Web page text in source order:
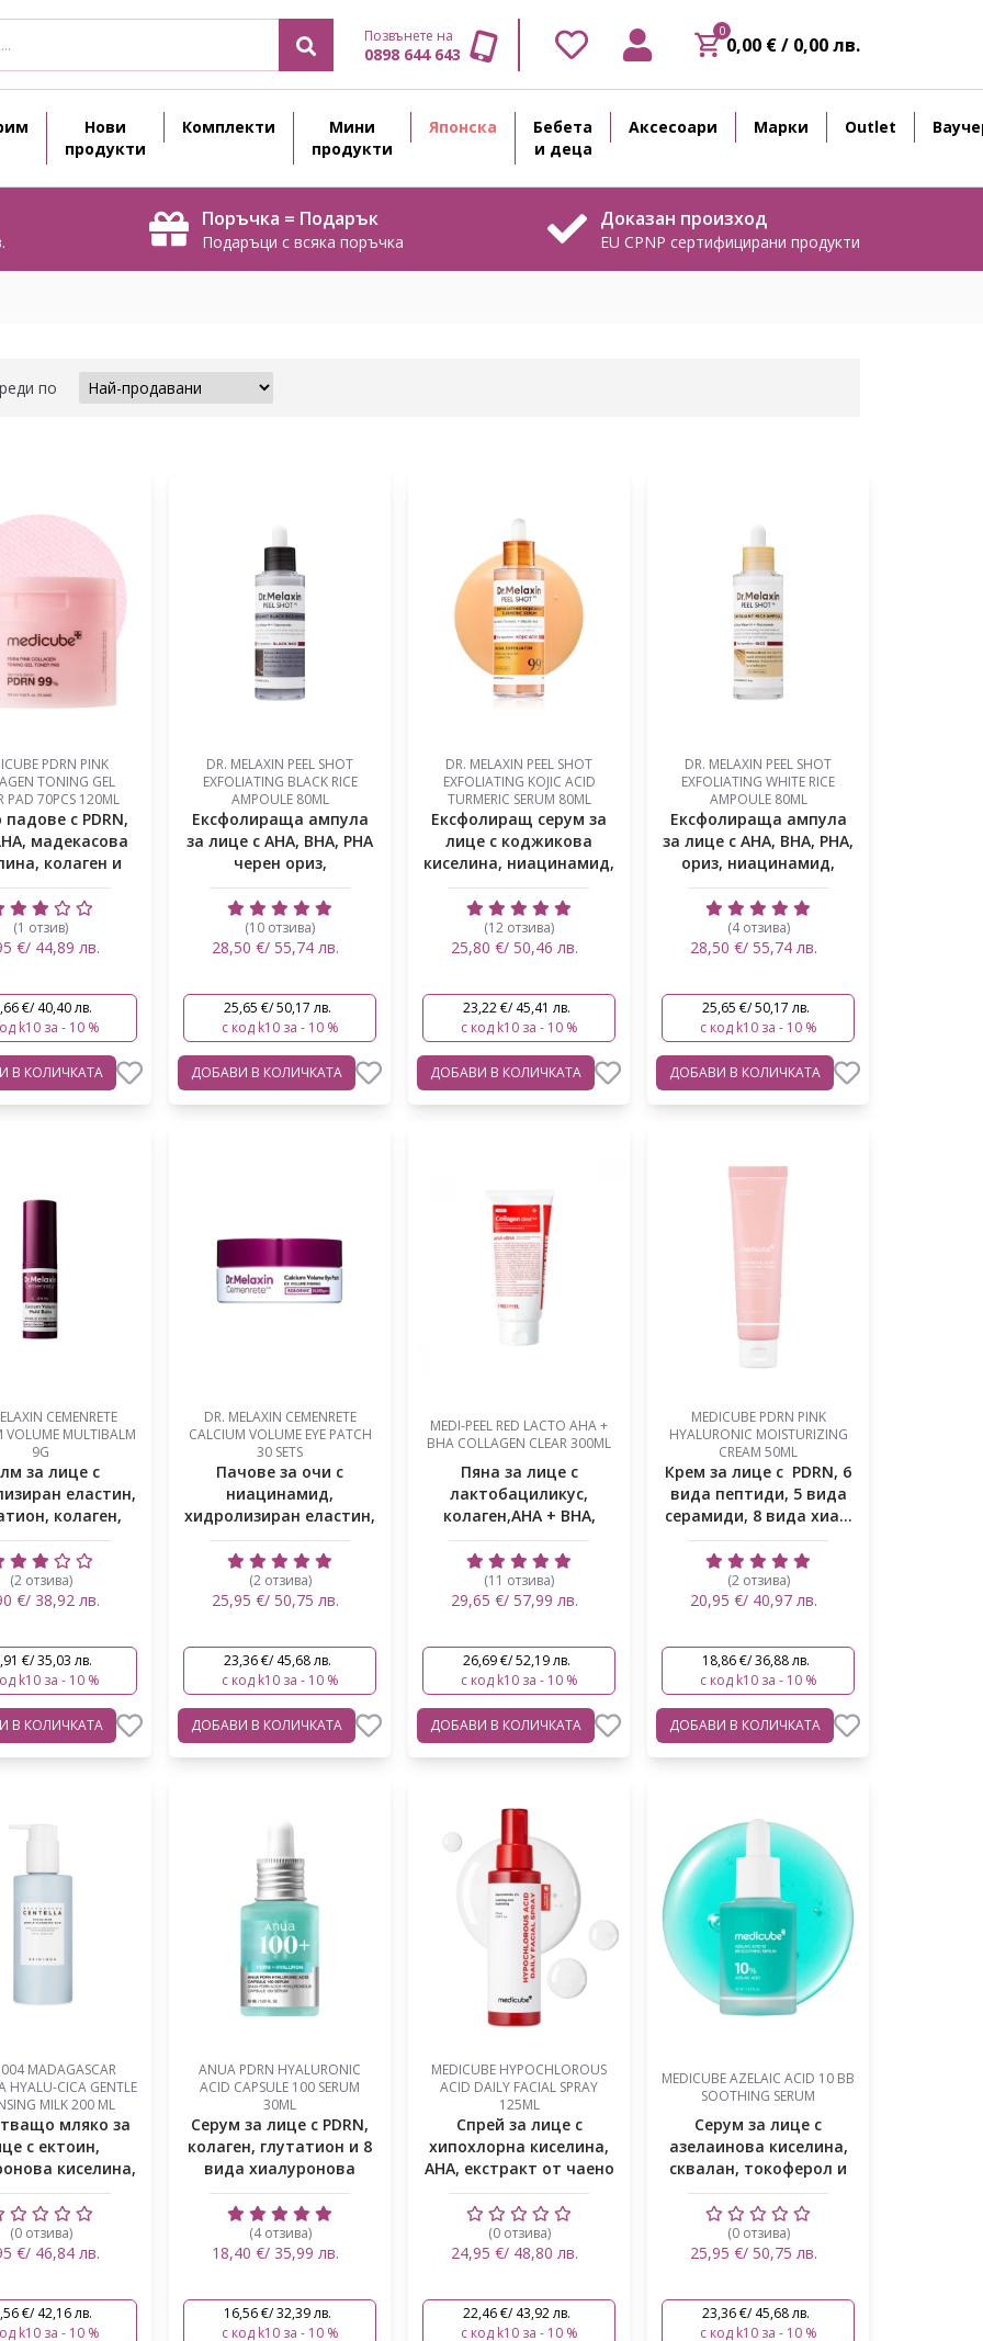
Позвънете на
0898 644 643
0
0,00 € / 0,00 лв.
Нови
продукти
Комплекти
Мини
продукти
Японска
Бебета
и деца
Аксесоари Марки Outlet
Поръчка = Подарък
Подаръци с всяка поръчка
Доказан произход
EU CPNP сертифицирани продукти
по
PDRN PINK
TONING GEL
PAD 70PCS 120ML
с PDRN,
мадекасова
колаген и
ази...
(1 отзив)
€/ 44,89 лв.
€/ 40,40 лв.
k10 за - 10 %
В КОЛИЧКАТА
DR. MELAXIN PEEL SHOT
EXFOLIATING BLACK RICE
AMPOULE 80ML
Ексфолираща ампула
за лице с AHA, BHA, PHA
черен ориз,
ниацинамид...
(10 отзива)
28,50 €/ 55,74 лв.
25,65 €/ 50,17 лв.
с код k10 за - 10 %
ДОБАВИ В КОЛИЧКАТА
DR. MELAXIN PEEL SHOT
EXFOLIATING KOJIC ACID
TURMERIC SERUM 80ML
Ексфолиращ серум за
лице с коджикова
киселина, ниацинамид,
куркум...
(12 отзива)
25,80 €/ 50,46 лв.
23,22 €/ 45,41 лв.
с код k10 за - 10 %
ДОБАВИ В КОЛИЧКАТА
DR. MELAXIN PEEL SHOT
EXFOLIATING WHITE RICE
AMPOULE 80ML
Ексфолираща ампула
за лице с AHA, BHA, PHA,
ориз, ниацинамид,
арб...
(4 отзива)
28,50 €/ 55,74 лв.
25,65 €/ 50,17 лв.
с код k10 за - 10 %
ДОБАВИ В КОЛИЧКАТА
CEMENRETE
VOLUME MULTIBALM
9G
за лице с
еластин,
колаген,
АНА
(2 отзива)
€/ 38,92 лв.
€/ 35,03 лв.
k10 за - 10 %
В КОЛИЧКАТА
DR. MELAXIN CEMENRETE
CALCIUM VOLUME EYE PATCH
30 SETS
Пачове за очи с
ниацинамид,
хидролизиран еластин,
колаген, 7 вид...
(2 отзива)
25,95 €/ 50,75 лв.
23,36 €/ 45,68 лв.
с код k10 за - 10 %
ДОБАВИ В КОЛИЧКАТА
MEDI-PEEL RED LACTO AHA +
BHA COLLAGEN CLEAR 300ML
Пяна за лице с
лактобациликус,
колаген,AHA + BHA,
колаген червен...
(11 отзива)
29,65 €/ 57,99 лв.
26,69 €/ 52,19 лв.
с код k10 за - 10 %
ДОБАВИ В КОЛИЧКАТА
MEDICUBE PDRN PINK
HYALURONIC MOISTURIZING
CREAM 50ML
Крем за лице с PDRN, 6
вида пептиди, 5 вида
серамиди, 8 вида хиа...
(2 отзива)
20,95 €/ 40,97 лв.
18,86 €/ 36,88 лв.
с код k10 за - 10 %
ДОБАВИ В КОЛИЧКАТА
MADAGASCAR
HYALU-CICA GENTLE
MILK 200 ML
мляко за
с ектоин,
киселина,
(0 отзива)
€/ 46,84 лв.
€/ 42,16 лв.
k10 за - 10 %
ANUA PDRN HYALURONIC
ACID CAPSULE 100 SERUM
30ML
Серум за лице с PDRN,
колаген, глутатион и 8
вида хиалуронова
кис...
(4 отзива)
18,40 €/ 35,99 лв.
16,56 €/ 32,39 лв.
с код k10 за - 10 %
MEDICUBE HYPOCHLOROUS
ACID DAILY FACIAL SPRAY
125ML
Спрей за лице с
хипохлорна киселина,
АНА, екстракт от чаено
дърв...
(0 отзива)
24,95 €/ 48,80 лв.
22,46 €/ 43,92 лв.
с код k10 за - 10 %
MEDICUBE AZELAIC ACID 10 BB
SOOTHING SERUM
Серум за лице с
азелаинова киселина,
сквалан, токоферол и
серамид
(0 отзива)
25,95 €/ 50,75 лв.
23,36 €/ 45,68 лв.
с код k10 за - 10 %